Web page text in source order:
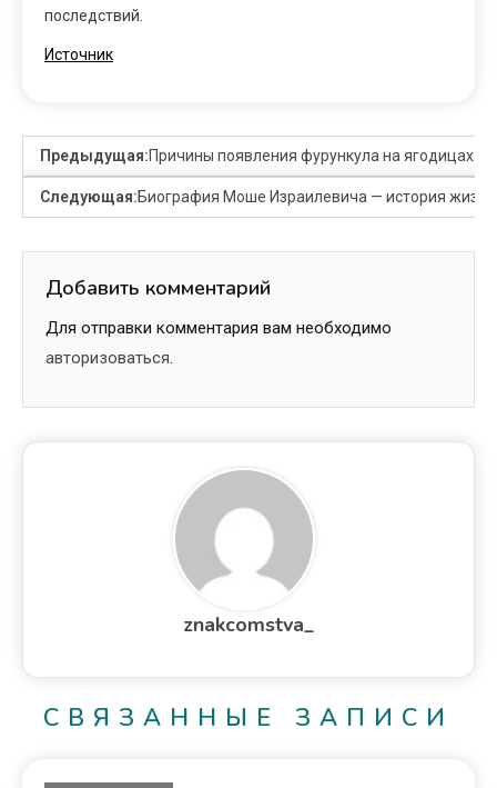
последствий.
Источник
Предыдущая:Причины появления фурункула на ягодицах:
Следующая:Биография Моше Израилевича — история
Добавить комментарий
Для отправки комментария вам необходимо
авторизоваться.
znakcomstva_
СВЯЗАННЫЕ ЗАПИСИ